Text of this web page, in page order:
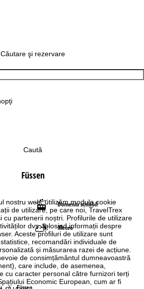
nostru web, utilizăm module cookie
de utilizare, pe care noi, TravelTrex
cu partenerii noștri. Profilurile de utilizare
dvs. folosind informații despre
Aceste profiluri de utilizare sunt
recomandări individuale de
și măsurarea razei de acțiune.
de consimțământul dumneavoastră
care include, de asemenea,
cu caracter personal către furnizori terți
Economic European, cum ar fi
Căutare şi rezervare
Caută
Füssen
Domeniu schiabil
Meteo
Füssen